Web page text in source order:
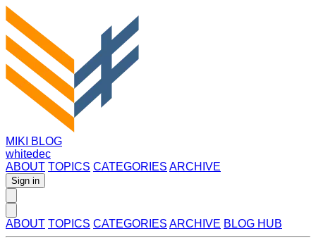
MIKI BLOG
whitedec
ABOUT TOPICS CATEGORIES ARCHIVE
Sign in
ABOUT TOPICS CATEGORIES ARCHIVE BLOG HUB